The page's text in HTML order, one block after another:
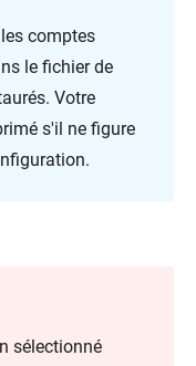
comptes
le fichier de
Votre
s'il ne figure
sélectionné